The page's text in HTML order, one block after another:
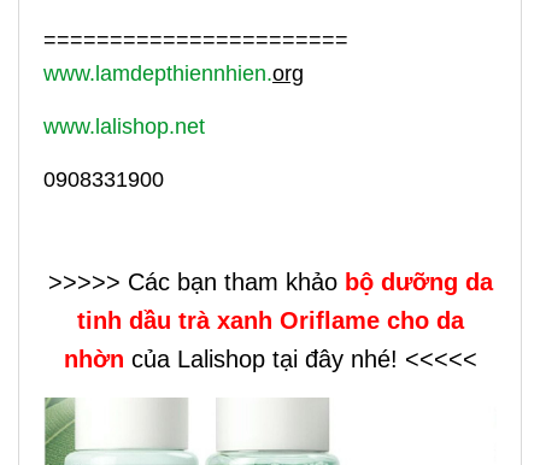
=======================
www.lamdepthiennhien.org
www.lalishop.net
0908331900
>>>>> Các bạn tham khảo bộ dưỡng da
tinh dầu trà xanh Oriflame cho da
nhờn của Lalishoptại đây nhé! <<<<<